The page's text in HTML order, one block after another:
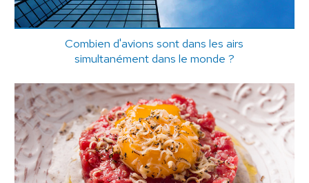
Combien d'avions sont dans les airs
simultanément dans le monde ?